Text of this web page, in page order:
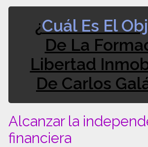
¿Cuál Es El
De La
Libertad
De Carlos
Alcanzar la
financiera